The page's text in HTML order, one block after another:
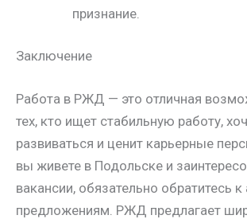
признание.
Заключение
Работа в РЖД — это отличная
тех, кто ищет стабильную работу,
развиваться и ценит карьерные
вы живете в Подольске и
вакансии, обязательно обратитесь
предложениям. РЖД предлагает